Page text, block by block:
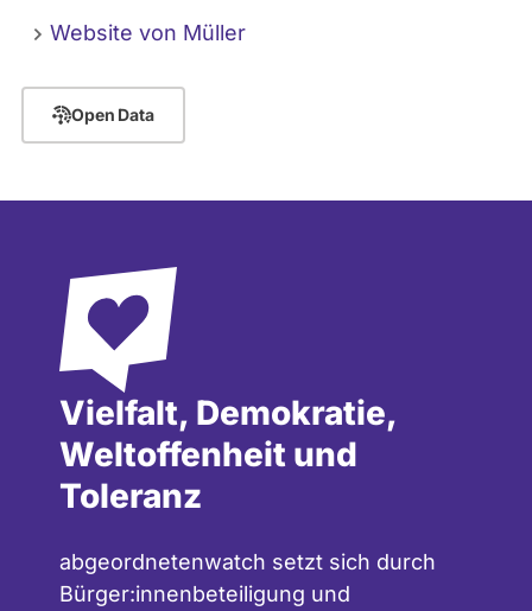
Website von Müller
Open Data
Vielfalt, Demokratie,
Weltoffenheit und
Toleranz
abgeordnetenwatch setzt sich durch
Bürger:innenbeteiligung und